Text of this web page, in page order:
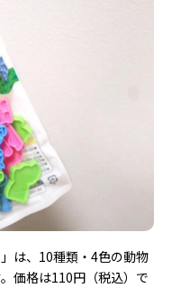
は、10種類・4色の動物
価格は110円（税込）で